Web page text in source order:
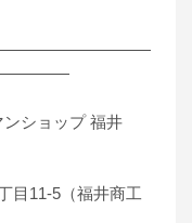
ショップ 福井
目11-5（福井商工